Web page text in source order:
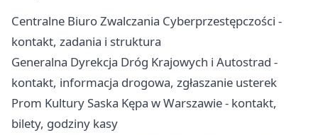
Centralne Biuro Zwalczania Cyberprzestępczości -
kontakt, zadania i struktura
Generalna Dyrekcja Dróg Krajowych i Autostrad -
kontakt, informacja drogowa, zgłaszanie usterek
Prom Kultury Saska Kępa w Warszawie - kontakt,
bilety, godziny kasy